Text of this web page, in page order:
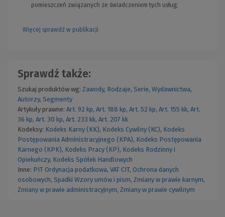
pomieszczeń związanych ze świadczeniem tych usług;
Więcej sprawdź w publikacji
Sprawdź także:
Szukaj produktów wg: Zawody, Rodzaje, Serie, Wydawnictwa,
Autorzy, Segmenty
Artykuły prawne: Art. 92 kp, Art. 188 kp, Art. 52 kp, Art. 155 kk, Art.
36 kp, Art. 30 kp, Art. 233 kk, Art. 207 kk
Kodeksy: Kodeks Karny (KK), Kodeks Cywilny (KC), Kodeks
Postępowania Administracyjnego (KPA), Kodeks Postępowania
Karnego (KPK), Kodeks Pracy (KP), Kodeks Rodzinny i
Opiekuńczy, Kodeks Spółek Handlowych
Inne: PIT Ordynacja podatkowa, VAT CIT, Ochrona danych
osobowych, Spadki Wzory umów i pism, Zmiany w prawie karnym,
Zmiany w prawie administracyjnym, Zmiany w prawie cywilnym